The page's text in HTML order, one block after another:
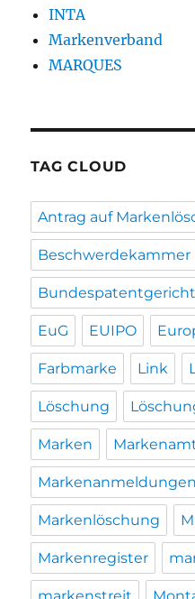
INTA
Markenverband
MARQUES
TAG CLOUD
Antrag auf
Beschwerdekammer
Bundespatentgericht
EuG EUIPO
Farbmarke Link
Löschung
Marken
Markenanmeldungen
Markenlöschung
Markenregister